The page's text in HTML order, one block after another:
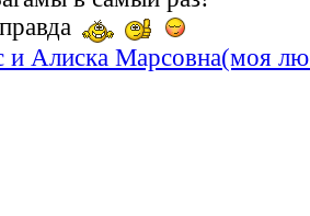
Алиска Марсовна(моя